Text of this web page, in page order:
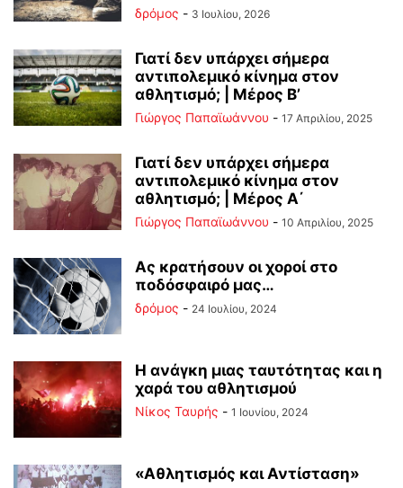
δρόμος - 3 Ιουλίου, 2026
Γιατί δεν υπάρχει σήμερα
αντιπολεμικό κίνημα στον
αθλητισμό; | Μέρος Β’
Γιώργος Παπαϊωάννου - 17 Απριλίου, 2025
Γιατί δεν υπάρχει σήμερα
αντιπολεμικό κίνημα στον
αθλητισμό; | Μέρος Α΄
Γιώργος Παπαϊωάννου - 10 Απριλίου, 2025
Ας κρατήσουν οι χοροί στο
ποδόσφαιρό μας…
δρόμος - 24 Ιουλίου, 2024
Η ανάγκη μιας ταυτότητας και η
χαρά του αθλητισμού
Νίκος Ταυρής - 1 Ιουνίου, 2024
«Αθλητισμός και Αντίσταση»